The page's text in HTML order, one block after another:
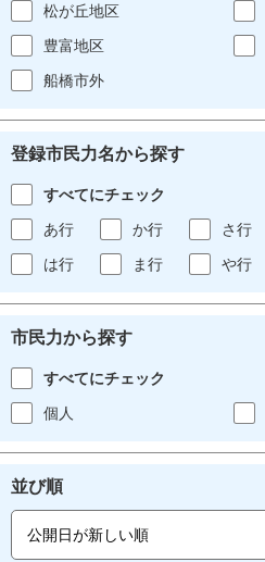
松が丘地区
豊富地区
船橋市外
登録市民力名から探す
すべてにチェック
あ行
か行 さ行
は行
ま行 や行
市民力から探す
すべてにチェック
個人
並び順